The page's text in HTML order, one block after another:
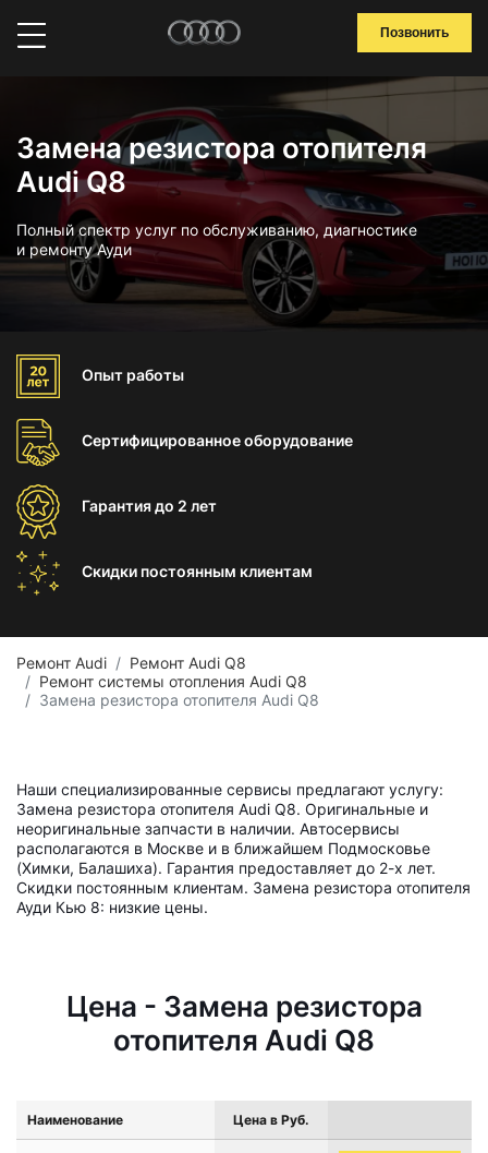
Позвонить
Замена резистора отопителя
Audi Q8
Полный спектр услуг по обслуживанию, диагностике
и ремонту Ауди
Опыт работы
Сертифицированноеоборудование
Гарантиядо 2 лет
Скидки постоянным клиентам
Ремонт Audi
Ремонт Audi Q8
Ремонт системы отопления Audi Q8
Замена резистора отопителя Audi Q8
Наши специализированные сервисы предлагают услугу:
Замена резистора отопителя Audi Q8. Оригинальные и
неоригинальные запчасти в наличии. Автосервисы
располагаются в Москве и в ближайшем Подмосковье
(Химки, Балашиха). Гарантия предоставляет до 2-х лет.
Скидки постоянным клиентам. Замена резистора отопителя
Ауди Кью 8: низкие цены.
Цена - Замена резистора
отопителя Audi Q8
Наименование Цена в Руб.